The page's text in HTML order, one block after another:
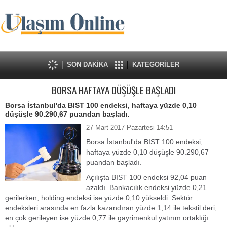
SON DAKİKA KATEGORİLER
BORSA HAFTAYA DÜŞÜŞLE BAŞLADI
Borsa İstanbul'da BIST 100 endeksi, haftaya yüzde 0,10
düşüşle 90.290,67 puandan başladı.
27 Mart 2017 Pazartesi 14:51
Borsa İstanbul'da BIST 100 endeksi,
haftaya yüzde 0,10 düşüşle 90.290,67
puandan başladı.
Açılışta BIST 100 endeksi 92,04 puan
azaldı. Bankacılık endeksi yüzde 0,21
gerilerken, holding endeksi ise yüzde 0,10 yükseldi. Sektör
endeksleri arasında en fazla kazandıran yüzde 1,14 ile tekstil deri,
en çok gerileyen ise yüzde 0,77 ile gayrimenkul yatırım ortaklığı